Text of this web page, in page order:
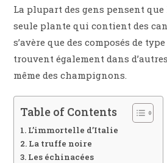
publication :
La plupart des gens pensent
seule plante qui contient des
s’avère que des composés de
trouvent également dans
même des champignons.
Table of Contents
L’immortelle d’Italie
La truffe noire
Les échinacées